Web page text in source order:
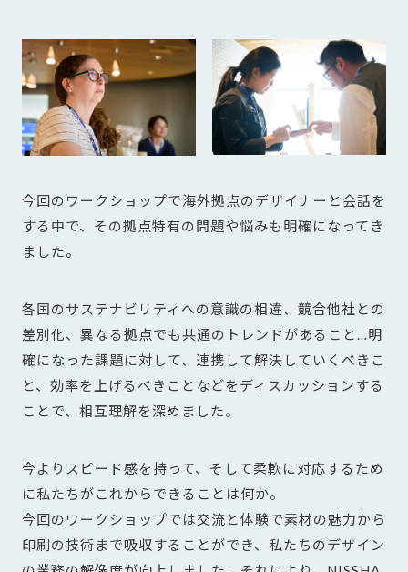
今回のワークショップで海外拠点のデザイナーと会話を
する中で、その拠点特有の問題や悩みも明確になってき
ました。
各国のサステナビリティへの意識の相違、競合他社との
差別化、異なる拠点でも共通のトレンドがあること…明
確になった課題に対して、連携して解決していくべきこ
と、効率を上げるべきことなどをディスカッションする
ことで、相互理解を深めました。
今よりスピード感を持って、そして柔軟に対応するため
に私たちがこれからできることは何か。
今回のワークショップでは交流と体験で素材の魅力から
印刷の技術まで吸収することができ、私たちのデザイン